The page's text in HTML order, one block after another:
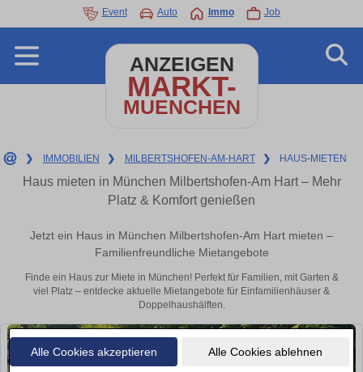
Alle Cookies akzeptieren Alle Cookies ablehnen
Event Auto Immo Job
ANZEIGEN
MARKT-
MUENCHEN
❯ IMMOBILIEN ❯ MILBERTSHOFEN-AM-HART ❯ HAUS-MIETEN
Haus mieten in München Milbertshofen-Am Hart – Mehr
Platz & Komfort genießen
Jetzt ein Haus in München Milbertshofen-Am Hart mieten –
Familienfreundliche Mietangebote
Finde ein Haus zur Miete in München! Perfekt für Familien, mit Garten &
viel Platz – entdecke aktuelle Mietangebote für Einfamilienhäuser &
Doppelhaushälften.